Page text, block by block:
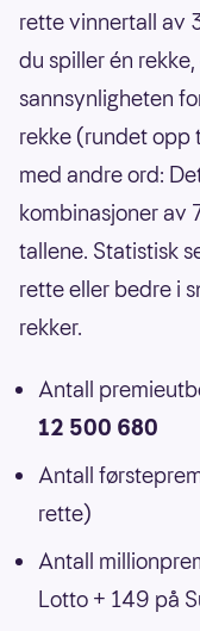
rette vinnertall av
du spiller én
sannsynligheten
rekke (rundet opp
med andre ord:
kombinasjoner av
tallene. Statistisk
rette eller bedre i
rekker.
Antall
12 500 680
Antall
rette)
Antall
Lotto + 149 på